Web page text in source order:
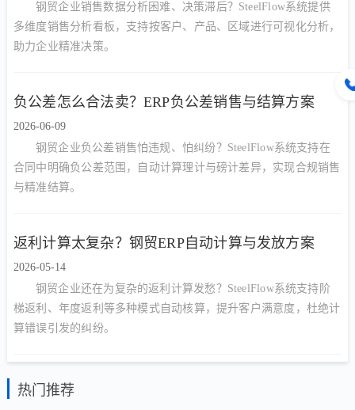
钢贸企业销售数据分析困难、决策滞后？SteelFlow系统提供
多维度销售分析看板，支持按客户、产品、区域进行可视化分析，
助力企业精准决策。
负公差怎么合法卖？ERP负公差销售与结算方案
2026-06-09
钢贸企业负公差销售怕违规、怕纠纷？SteelFlow系统支持在
合同中明确负公差范围，自动计算理计与磅计差异，实现合规销售
与精准结算。
返利计算太复杂？钢贸ERP自动计算与发放方案
2026-05-14
钢贸企业还在为复杂的返利计算发愁？SteelFlow系统支持阶
梯返利、年度返利等多种模式自动核算，提升客户满意度，杜绝计
算错误引发的纠纷。
热门推荐